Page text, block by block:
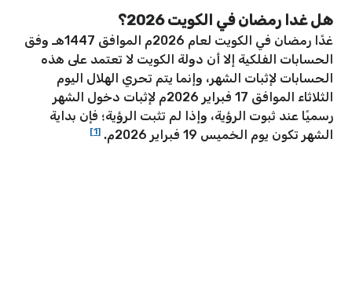
هل غدا رمضان في الكويت 2026؟
غدًا رمضان في الكويت لعام 2026م الموافق 1447هـ وفق
الحسابات الفلكية إلا أن دولة الكويت لا تعتمد على هذه
الحسابات لإثبات الشهر، وإنما يتم تحري الهلال اليوم
الثلاثاء الموافق 17 فبراير 2026م لإثبات دخول الشهر
رسميًا عند ثبوت الرؤية، وإذا لم تثبت الرؤية؛ فإن بداية
الشهر تكون يوم الخميس 19 فبراير 2026م.
[1]